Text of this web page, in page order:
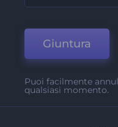
Giuntura
Puoi facilmente
qualsiasi momento.